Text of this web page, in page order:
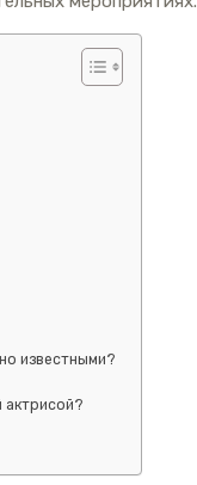
известными?
актрисой?